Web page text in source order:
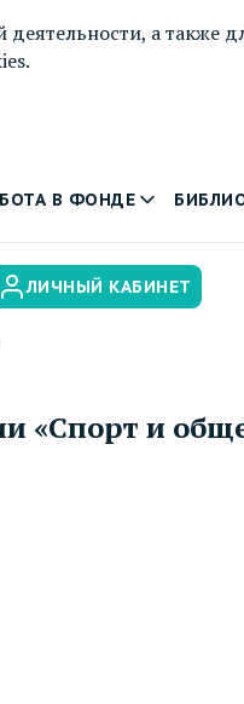
а также
В ФОНДЕ
ЛИЧНЫЙ КАБИНЕТ
«Спорт и